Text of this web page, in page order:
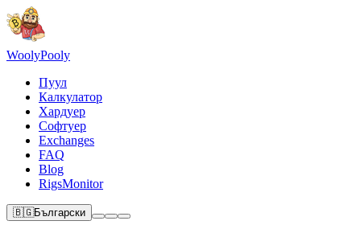
WoolyPooly
Пуул
Калкулатор
Хардуер
Софтуер
Exchanges
FAQ
Blog
RigsMonitor
🇧🇬Български